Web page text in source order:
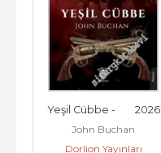
Yeşil Cübbe -        2026
John Buchan
Dorlion Yayınları